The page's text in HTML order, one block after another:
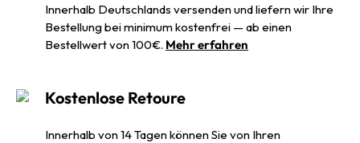
Innerhalb Deutschlands versenden und liefern wir Ihre
Bestellung bei minimum kostenfrei — ab einen
Bestellwert von 100€. Mehr erfahren
Kostenlose Retoure
Innerhalb von 14 Tagen können Sie von Ihren